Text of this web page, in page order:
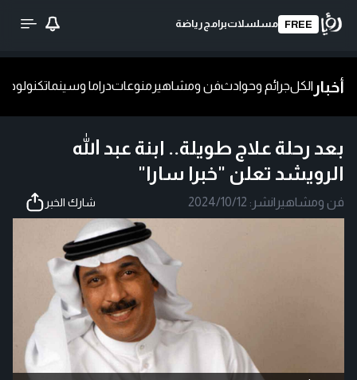
FREE مسلسلاتبرامج رياضة
أخبار الكلجرائم وحوادثفن ومشاهير منوعاتدراما وسينماتكنولوجيا
بعد رحلة علاج طويلة.. ابنة عبد الله
الرويشد تعلن "خبرا سارا"
فن ومشاهير |نشر: 2024/10/12 شارك الخبر